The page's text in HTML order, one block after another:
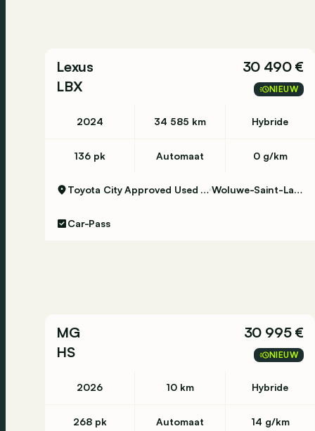
Lexus
LBX
30 490 €
NIEUW
2024 34 585 km Hybride
136 pk Automaat 0 g/km
Toyota City Approved Used Woluwe Woluwe-Saint-Lambert
Car-Pass
MG
HS
30 995 €
NIEUW
2026 10 km Hybride
268 pk Automaat 14 g/km